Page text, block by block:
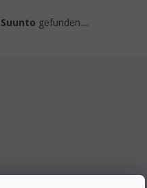
Suunto gefunden....